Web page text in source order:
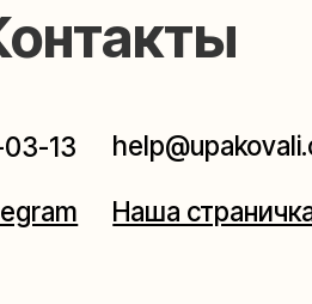
— всегда рады помочь!